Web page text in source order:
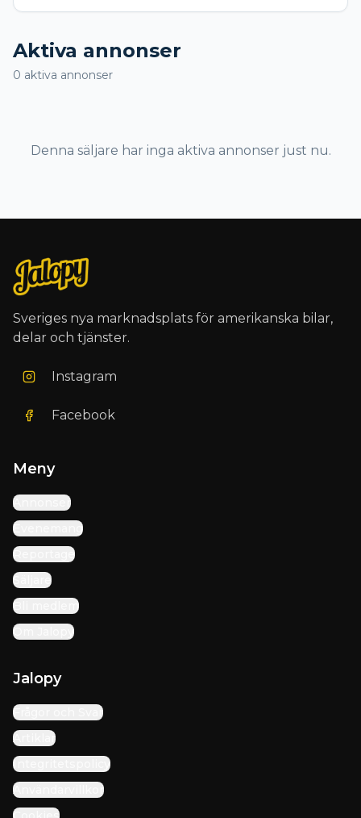
Aktiva annonser
0 aktiva annonser
Denna säljare har inga aktiva annonser just nu.
Sveriges nya marknadsplats för amerikanska bilar,
delar och tjänster.
Instagram
Facebook
Meny
Annonser
Evenemang
Reportage
Säljare
Bli medlem
Om Jalopy
Jalopy
Frågor och Svar
Artiklar
Integritetspolicy
Användarvillkor